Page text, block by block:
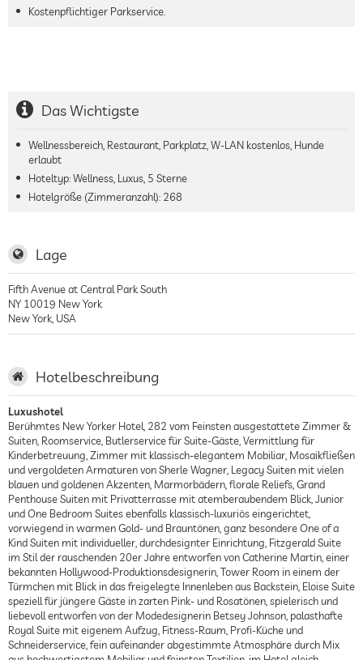
Kostenpflichtiger Parkservice.
Das Wichtigste
Wellnessbereich, Restaurant, Parkplatz, W-LAN kostenlos, Hunde
erlaubt
Hoteltyp: Wellness, Luxus, 5 Sterne
Hotelgröße (Zimmeranzahl): 268
Lage
Fifth Avenue at Central Park South
NY 10019 New York
New York USA
Hotelbeschreibung
Luxushotel
Berühmtes New Yorker Hotel, 282 vom Feinsten ausgestattete Zimmer &
Suiten, Roomservice, Butlerservice für Suite-Gäste, Vermittlung für
Kinderbetreuung, Zimmer mit klassisch-elegantem Mobiliar, Mosaikfließen
und vergoldeten Armaturen von Sherle Wagner, Legacy Suiten mit vielen
blauen und goldenen Akzenten, Marmorbädern, florale Reliefs, Grand
Penthouse Suiten mit Privatterrasse mit atemberaubendem Blick, Junior
und One Bedroom Suites ebenfalls klassisch-luxuriös eingerichtet,
vorwiegend in warmen Gold- und Brauntönen, ganz besondere One of a
Kind Suiten mit individueller, durchdesignter Einrichtung, Fitzgerald Suite
im Stil der rauschenden 20er Jahre entworfen von Catherine Martin, einer
bekannten Hollywood-Produktionsdesignerin, Tower Room in einem der
Türmchen mit Blick in das freigelegte Innenleben aus Backstein, Eloise Suite
speziell für jüngere Gäste in zarten Pink- und Rosatönen, spielerisch und
liebevoll entworfen von der Modedesignerin Betsey Johnson, palasthafte
Royal Suite mit eigenem Aufzug, Fitness-Raum, Profi-Küche und
Schneiderservice, fein aufeinander abgestimmte Atmosphäre durch Mix